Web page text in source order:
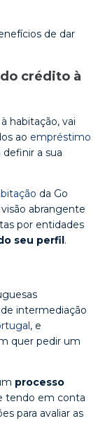
de dar
crédito à
habitação, vai
ao empréstimo
definir a sua
da Go
abrangente
por entidades
seu perfil.
intermediação
, e
quer pedir um
processo
tendo em conta
para avaliar as